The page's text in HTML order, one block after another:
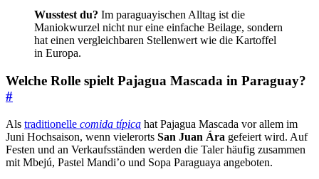
Wusstest du? Im paraguayischen Alltag ist die
Maniokwurzel nicht nur eine einfache Beilage, sondern
hat einen vergleichbaren Stellenwert wie die Kartoffel
in Europa.
Welche Rolle spielt Pajagua Mascada in Paraguay?
#
Als traditionelle comida típica hat Pajagua Mascada vor allem im
Juni Hochsaison, wenn vielerorts San Juan Ára gefeiert wird. Auf
Festen und an Verkaufsständen werden die Taler häufig zusammen
mit Mbejú, Pastel Mandi’o und Sopa Paraguaya angeboten.